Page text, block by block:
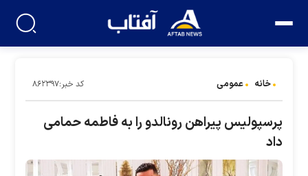
خانه عمومی کد خبر:۸۶۲۳۹۷
پرسپولیس پیراهن رونالدو را به فاطمه حمامی
داد